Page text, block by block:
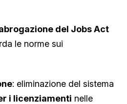
del Jobs Act
le norme sui
: eliminazione del sistema
i licenziamenti nelle